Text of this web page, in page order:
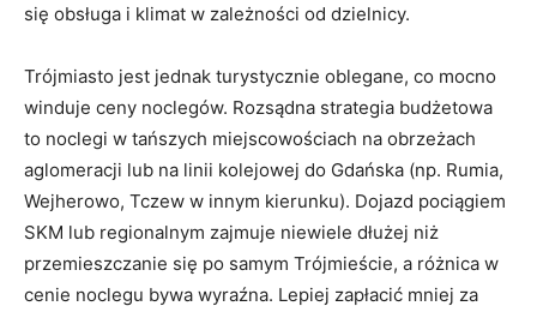
się obsługa i klimat w zależności od dzielnicy.
Trójmiasto jest jednak turystycznie oblegane, co mocno
winduje ceny noclegów. Rozsądna strategia budżetowa
to noclegi w tańszych miejscowościach na obrzeżach
aglomeracji lub na linii kolejowej do Gdańska (np. Rumia,
Wejherowo, Tczew w innym kierunku). Dojazd pociągiem
SKM lub regionalnym zajmuje niewiele dłużej niż
przemieszczanie się po samym Trójmieście, a różnica w
cenie noclegu bywa wyraźna. Lepiej zapłacić mniej za